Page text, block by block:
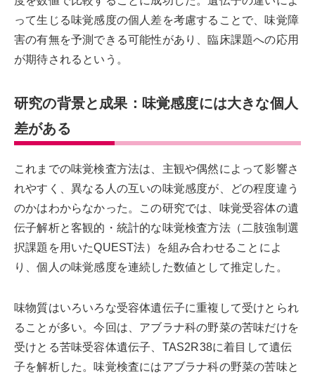
って生じる味覚感度の個人差を考慮することで、味覚障
害の有無を予測できる可能性があり、臨床課題への応用
が期待されるという。
研究の背景と成果：味覚感度には大きな個人
差がある
これまでの味覚検査方法は、主観や偶然によって影響さ
れやすく、異なる人の互いの味覚感度が、どの程度違う
のかはわからなかった。この研究では、味覚受容体の遺
伝子解析と客観的・統計的な味覚検査方法（二肢強制選
択課題を用いたQUEST法）を組み合わせることによ
り、個人の味覚感度を連続した数値として推定した。
味物質はいろいろな受容体遺伝子に重複して受けとられ
ることが多い。今回は、アブラナ科の野菜の苦味だけを
受けとる苦味受容体遺伝子、TAS2R38に着目して遺伝
子を解析した。味覚検査にはアブラナ科の野菜の苦味と